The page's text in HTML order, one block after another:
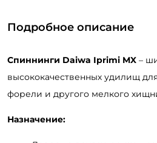
Подробное описание
Спиннинги Daiwa Iprimi MX –
высококачественных удилищ
форели и другого мелкого
Назначение: